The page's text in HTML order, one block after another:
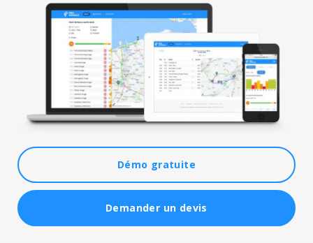
Démo gratuite
Demander un devis